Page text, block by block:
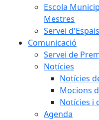
Escola
Mestres
Servei
Comunicació
Servei de
Notícies
Notícies
Mocions
Notícies i
Agenda